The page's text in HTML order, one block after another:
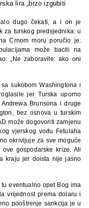
lira „brzo izgubiti
dugo čekati, a i on je
za turskog predsjednika: u
Crnom moru poručio je:
može baciti na
„Ne zaboravite: ako oni
sukobom Washingtona i
jer Turska uporno
Brunsona i druge
bez osnova u turskim
može dogovoriti zamjenu
vjerskog vođu Fetulaha
okrivljuje za sve moguće
gospodarske krize. Ali
kraju jer doista nije jasno
eventualno opet Bog ima
vrijednost prema dolaru i
pooštrenje sankcija je u